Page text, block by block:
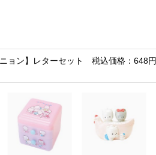
ョン】レターセット 税込価格：648円